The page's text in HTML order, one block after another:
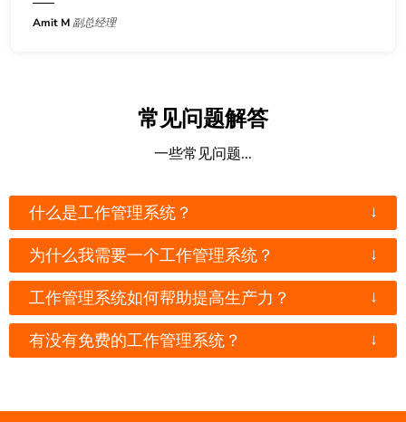
Amit M 副总经理
常见问题解答
一些常见问题...
什么是工作管理系统？ ↓
为什么我需要一个工作管理系统？ ↓
工作管理系统如何帮助提高生产力？ ↓
有没有免费的工作管理系统？ ↓